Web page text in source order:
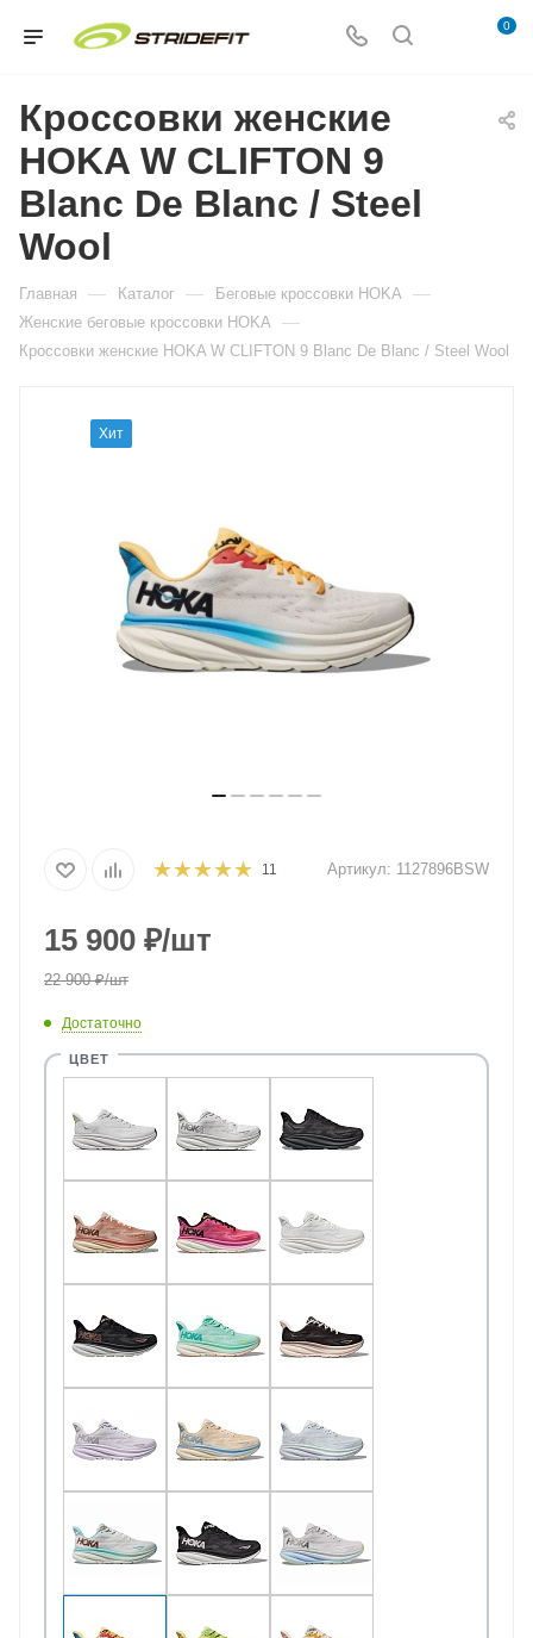
0
Кроссовки женские
HOKA W CLIFTON 9
Blanc De Blanc / Steel
Wool
Главная — Каталог — Беговые кроссовки HOKA —
Женские беговые кроссовки HOKA —
Кроссовки женские HOKA W CLIFTON 9 Blanc De Blanc / Steel Wool
Хит
11 Артикул: 1127896BSW
15 900 ₽/шт
22 900₽/шт
Достаточно